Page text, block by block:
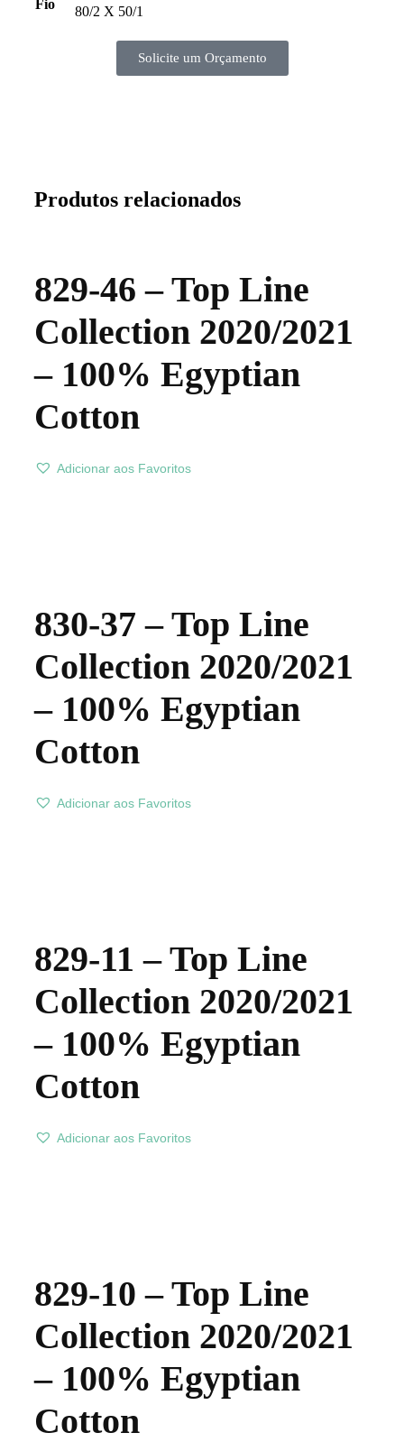
Fio 80/2 X 50/1
Solicite um Orçamento
Produtos relacionados
829-46 – Top Line
Collection 2020/2021
– 100% Egyptian
Cotton
Adicionar aos Favoritos
830-37 – Top Line
Collection 2020/2021
– 100% Egyptian
Cotton
Adicionar aos Favoritos
829-11 – Top Line
Collection 2020/2021
– 100% Egyptian
Cotton
Adicionar aos Favoritos
829-10 – Top Line
Collection 2020/2021
– 100% Egyptian
Cotton